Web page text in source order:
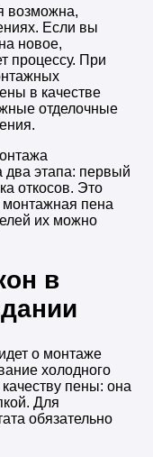
возможна,
Если вы
новое,
процессу. При
в качестве
отделочные
два этапа: первый
откосов. Это
монтажная пена
их можно
в
о монтаже
холодного
пены: она
Для
обязательно